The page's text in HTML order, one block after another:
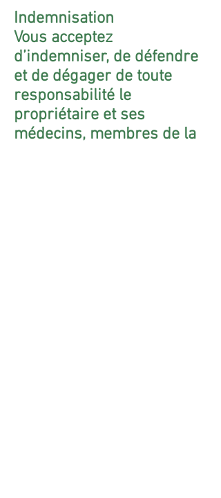
Indemnisation
Vous acceptez
d’indemniser, de défendre
et de dégager de toute
responsabilité le
propriétaire et ses
médecins, membres de la